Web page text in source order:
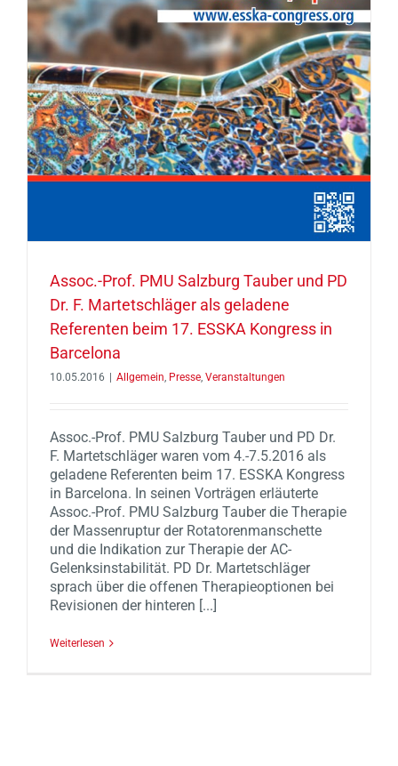
Assoc.-Prof. PMU Salzburg Tauber und PD
Dr. F. Martetschläger als geladene
Referenten beim 17. ESSKA Kongress in
Barcelona
10.05.2016 | Allgemein Presse Veranstaltungen
Assoc.-Prof. PMU Salzburg Tauber und PD Dr.
F. Martetschläger waren vom 4.-7.5.2016 als
geladene Referenten beim 17. ESSKA Kongress
in Barcelona. In seinen Vorträgen erläuterte
Assoc.-Prof. PMU Salzburg Tauber die Therapie
der Massenruptur der Rotatorenmanschette
und die Indikation zur Therapie der AC-
Gelenksinstabilität. PD Dr. Martetschläger
sprach über die offenen Therapieoptionen bei
Revisionen der hinteren [...]
Weiterlesen